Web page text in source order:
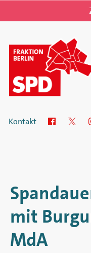
Fraktion
von
Berlin
Kontakt Facebook
Menu
mit
MdA